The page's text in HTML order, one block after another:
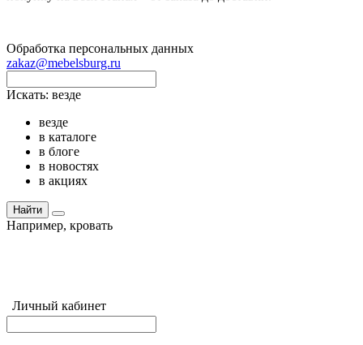
Обработка персональных данных
zakaz@mebelsburg.ru
Искать: везде
везде
в каталоге
в блоге
в новостях
в акциях
Найти
Например, кровать
Личный кабинет